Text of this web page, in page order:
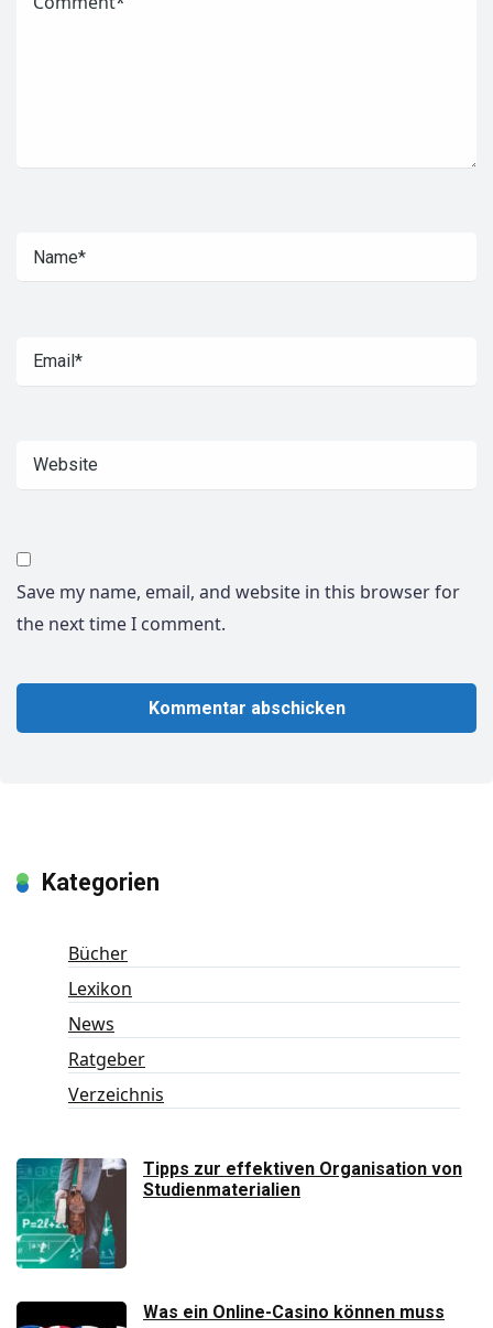
Save my name, email, and website in this browser for
the next time I comment.
Kategorien
Bücher
Lexikon
News
Ratgeber
Verzeichnis
Tipps zur effektiven Organisation von
Studienmaterialien
Was ein Online-Casino können muss